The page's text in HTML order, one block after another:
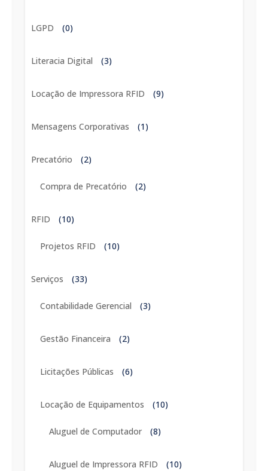
LGPD (0)
Literacia Digital (3)
Locação de Impressora RFID (9)
Mensagens Corporativas (1)
Precatório (2)
Compra de Precatório (2)
RFID (10)
Projetos RFID (10)
Serviços (33)
Contabilidade Gerencial (3)
Gestão Financeira (2)
Licitações Públicas (6)
Locação de Equipamentos (10)
Aluguel de Computador (8)
Aluguel de Impressora RFID (10)